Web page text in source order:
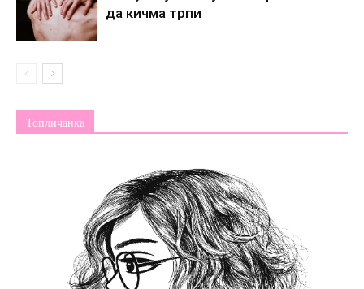
да кичма трпи
Топличанка